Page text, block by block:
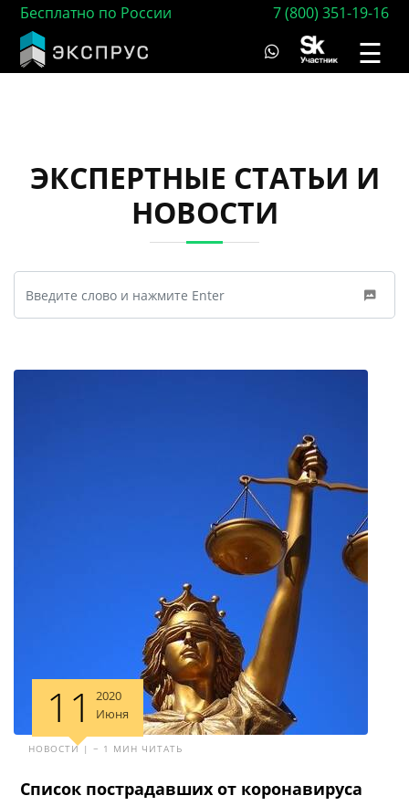
Бесплатно по России 7 (800) 351-19-16
☰
ЭКСПЕРТНЫЕ СТАТЬИ И
НОВОСТИ
11
2020
Июня
НОВОСТИ | ~ 1 МИН ЧИТАТЬ
Список пострадавших от коронавируса